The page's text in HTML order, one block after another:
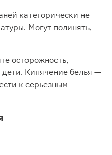
категорически не
Могут полинять,
осторожность,
дети. Кипячение белья —
к серьезным